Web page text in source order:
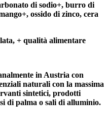
di sodio+, burro di
ossido di zinco, cera
+ qualità alimentare
in Austria con
naturali con la massima
sintetici, prodotti
di palma o sali di alluminio.